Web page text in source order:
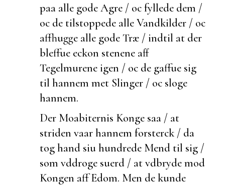
paa alle gode Agre / oc fyllede dem /
oc de tilstoppede alle Vandkilder / oc
affhugge alle gode Træ / indtil at der
bleffue eckon stenene aff
Tegelmurene igen / oc de gaffue sig
til hannem met Slinger / oc sloge
hannem.
Der Moabiternis Konge saa / at
striden vaar hannem forsterck / da
tog hand siu hundrede Mend til sig /
som vddroge suerd / at vdbryde mod
Kongen aff Edom. Men de kunde